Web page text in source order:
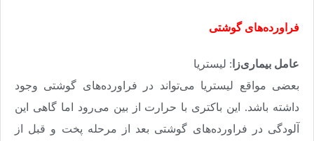
فراورده‌های گوشتی
عامل بیماری‌زا : لیستریا
بعضی مواقع لیستریا می‌تواند در فراورده‌های گوشتی وجود
داشته باشد. این باکتری با حرارت از بین می‌رود اما گاهی این
آلودگی در فراورده‌های گوشتی بعد از مرحله پخت و قبل از